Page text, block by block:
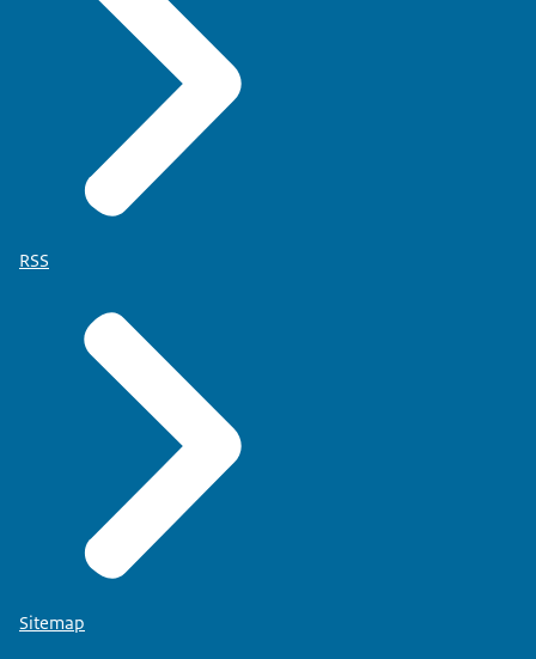
RSS
Sitemap